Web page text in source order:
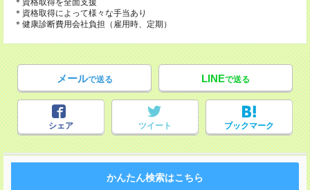
＊資格取得を全面支援
＊資格取得によって様々な手当あり
＊健康診断費用会社負担（雇用時、定期）
メールで送る LINEで送る
シェア ツイート ブックマーク
かんたん検索はこちら